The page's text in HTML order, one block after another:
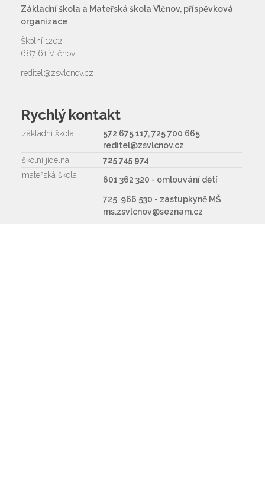
Základní škola a Mateřská škola Vlčnov, příspěvková
organizace
Školní 1202
687 61 Vlčnov
reditel@zsvlcnov.cz
Rychlý kontakt
základní škola
572 675 117, 725 700 665
reditel@zsvlcnov.cz
školní jídelna
725 745 974
mateřská škola
601 362 320 - omlouvání dětí
725 966 530 - zástupkyně MŠ
ms.zsvlcnov@seznam.cz